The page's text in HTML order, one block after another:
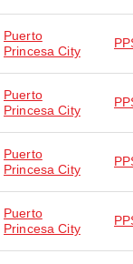
Puerto
Princesa City
Puerto
Princesa City
Puerto
Princesa City
Puerto
Princesa City